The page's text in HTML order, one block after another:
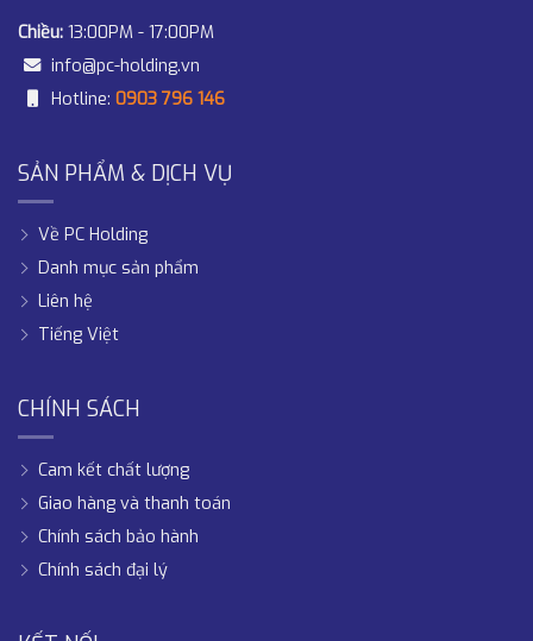
Chiều: 13:00PM - 17:00PM
info@pc-holding.vn
Hotline: 0903 796 146
SẢN PHẨM & DỊCH VỤ
Về PC Holding
Danh mục sản phẩm
Liên hệ
Tiếng Việt
CHÍNH SÁCH
Cam kết chất lượng
Giao hàng và thanh toán
Chính sách bảo hành
Chính sách đại lý